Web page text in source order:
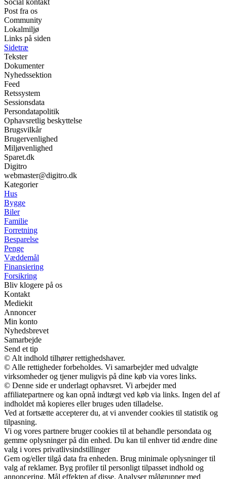
Social kontakt
Post fra os
Community
Lokalmiljø
Links på siden
Sidetræ
Tekster
Dokumenter
Nyhedssektion
Feed
Retssystem
Sessionsdata
Persondatapolitik
Ophavsretlig beskyttelse
Brugsvilkår
Brugervenlighed
Miljøvenlighed
Sparet.dk
Digitro
webmaster@digitro.dk
Kategorier
Hus
Bygge
Biler
Familie
Forretning
Besparelse
Penge
Væddemål
Finansiering
Forsikring
Bliv klogere på os
Kontakt
Mediekit
Annoncer
Min konto
Nyhedsbrevet
Samarbejde
Send et tip
© Alt indhold tilhører rettighedshaver.
© Alle rettigheder forbeholdes. Vi samarbejder med udvalgte
virksomheder og tjener muligvis på dine køb via vores links.
© Denne side er underlagt ophavsret. Vi arbejder med
affiliatepartnere og kan opnå indtægt ved køb via links. Ingen del af
indholdet må kopieres eller bruges uden tilladelse.
Ved at fortsætte accepterer du, at vi anvender cookies til statistik og
tilpasning.
Vi og vores partnere bruger cookies til at behandle persondata og
gemme oplysninger på din enhed. Du kan til enhver tid ændre dine
valg i vores privatlivsindstillinger
Gem og/eller tilgå data fra enheden. Brug minimale oplysninger til
valg af reklamer. Byg profiler til personligt tilpasset indhold og
annoncering. Mål effekten af disse. Analyser målgrupper med